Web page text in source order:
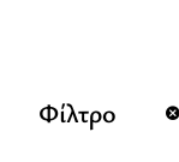
Φίλτρο